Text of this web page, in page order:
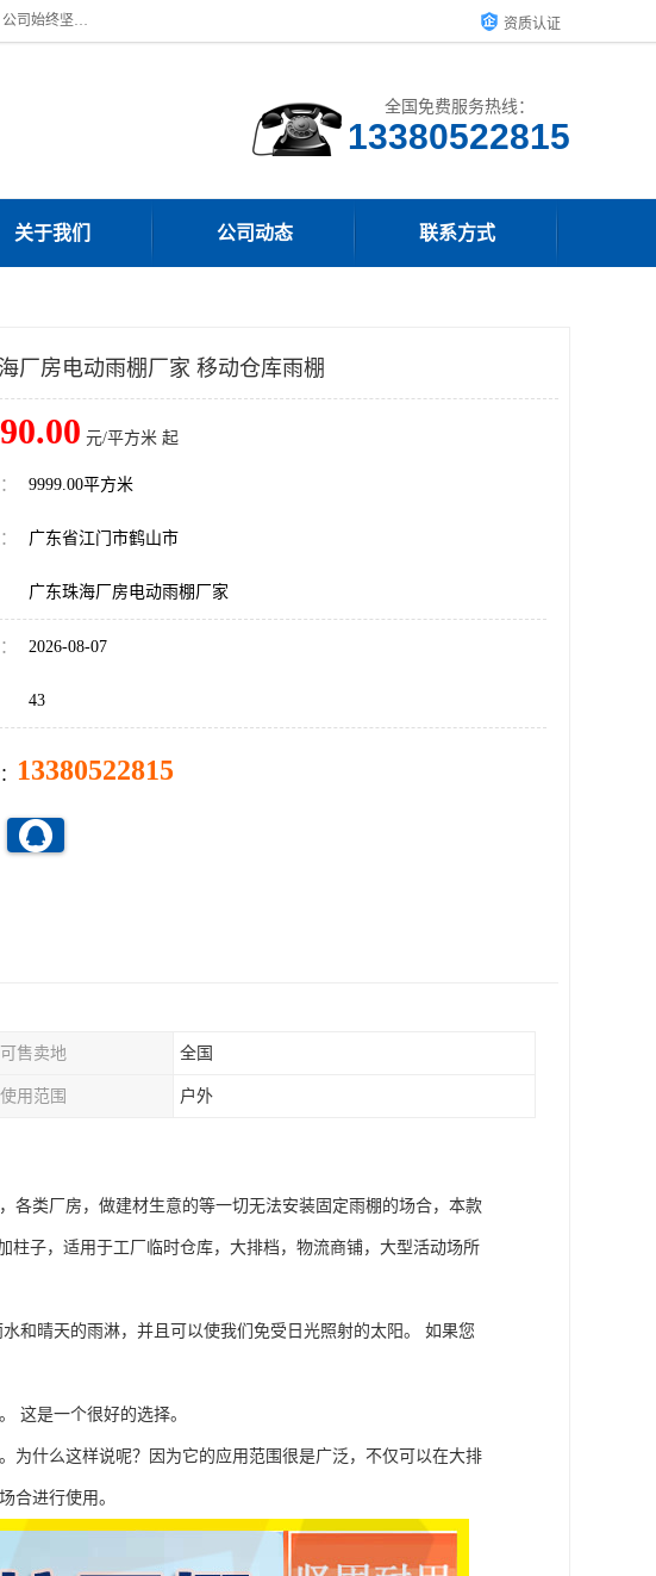
广东鼎新钢结构工程有限公司是一家制作大型电动雨棚厂家;主营：电动推拉雨棚、厂房过道雨棚、电动伸缩雨棚、停车棚、移动雨棚等；公司始终坚持结构创新,品质优越,美观形象,且售后服务好。公司充分吸纳当今休闲用品的前端技术和风格,为您带来质价相宜,时尚典雅的各种户外用品, 资质认证
全国免费服务热线：
13380522815
关于我们 公司动态 联系方式
厂房电动雨棚厂家 移动仓库雨棚
90.00 元/平方米 起
9999.00平方米
广东省江门市鹤山市
广东珠海厂房电动雨棚厂家
2026-08-07
43
13380522815
可售卖地 全国
使用范围 户外
各类厂房，做建材生意的等一切无法安装固定雨棚的场合，本款
子，适用于工厂临时仓库，大排档，物流商铺，大型活动场所
和晴天的雨淋，并且可以使我们免受日光照射的太阳。 如果您
这是一个很好的选择。
为什么这样说呢？因为它的应用范围很是广泛，不仅可以在大排
合进行使用。